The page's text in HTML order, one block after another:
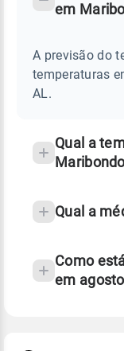
MARIBONDO
Perguntas
sobre
chuva
em
A previsão do
temperaturas
AL.
Qual a
Qual a
Como
em